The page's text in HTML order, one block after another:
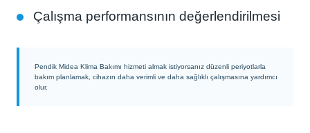
Çalışma performansının değerlendirilmesi
Pendik Midea Klima Bakımı hizmeti almak istiyorsanız düzenli periyotlarla
bakım planlamak, cihazın daha verimli ve daha sağlıklı çalışmasına yardımcı
olur.